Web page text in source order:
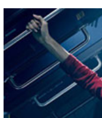
Аддамс» для
В центре
Аддамс.
19 ФЕВРАЛЯ 2021 В 02:52